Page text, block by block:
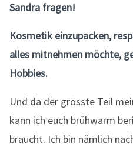
Sandra fragen!
Kosmetik einzupacken,
alles mitnehmen möchte,
Hobbies.
Und da der grösste Teil
kann ich euch brühwarm
braucht. Ich bin nämlich